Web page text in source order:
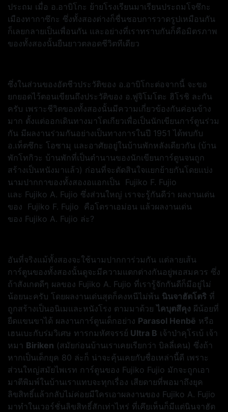
ประถม เมื่อ อ.อาบิโกะ ย้ายโรงเรียนมาเรียนประถมโจซึกะ
เมืองทากาซึกะ ซึ่งทั้งสองต่างก็ชื่นชอบการวาดรูปเหมือนกัน
ก็เลยกลายเป็นเพื่อนกัน และอย่างที่เราทราบกันก็คือมิตรภาพ
ของทั้งสองนั้นยืนยาวตลอดชีวิตทีเดียว
ซึ่งในส่วนของอัตชีวประวัติของ อ.อาบิโกะต่อจากนี้ จะขอ
ยกยอดไว้ตอนเขียนถึงประวัติของ อ.ฟูจิโมโตะ ฮิโรชิ ละกัน
ครับ เพราะชีวิตของทั้งสองนั้นมีความเกี่ยวข้องกันค่อนข้าง
มาก ตั้งแต่ออกเดินทางมาโตเกียวเพื่อเป็นนักเขียนการ์ตูนร่วม
กัน มีผลงานร่วมกันอย่างเป็นทางการในปี 1951 ได้พบกับ
อ.เท็ตซึกะ โอซามุ และอาศัยอยู่ในบ้านพักหลังเดียวกัน (บ้าน
พักโทกิวะ บ้านพักที่เป็นตำนานของนักเขียนการ์ตูนจนถูก
สร้างเป็นหนังมาแล้ว) ก่อนที่จะตัดสินใจแยกย้ายกันโดยแบ่ง
นามปากกาของทั้งสองอแอกเป็น Fujiko F. Fujio
และ Fujiko A. Fujio ซึ่งส่วนใหญ่ เราจะรู้กันดีว่า ผลงานเด่น
ของ Fujiko F. Fujio คือโดราเอม่อน แล้วผลงานเด่น
ของ Fujiko A. Fujio ล่ะ?
อันที่จริงแม้ทั้งสองจะใช้นามปากการ่วมกัน แต่ลายเส้น
การ์ตูนของทั้งสองนั้นดูจะมีความแตกต่างกันอยู่พอสมควร ซึ่ง
ถ้าสังเกตดีๆ ผลของ Fujiko A. Fujio ที่เรารู้จักกันดีก็มีอยู่ไม่
น้อยนะครับ โดยผลงานเด่นสุดก็คงหนีไม่พ้น นินจาฮัตโตริ ที่
ถูกสร้างเป็นอนิเมและหนังโรง ตามมาด้วยไคบุตสึคุง ผีน้อยที่
ยืดแขนขาได้ ผลงานการ์ตูนเด็กอย่าง Parasol Henbē หรือ
เฮนเบะกับร่มวิเศษ ทารกมหัศจรรย์ Ultra B เจ้าป่าคุโรเบ้ เจ้า
หมา Biriken (สมัยก่อนบ้านเราเคยเรียกว่า บิลลี่เคน) ซึ่งถ้า
หากเป็นเด็กยุค 80 ล่ะก็ น่าจะคุ้นเคยกับชื่อเหล่านี้ดี เพราะ
ส่วนใหญ่สมัยไพเรท การ์ตูนของ Fujiko Fujio มักจะถูกเอา
มาตีพิมพ์ในบ้านเราแทบจะทุกเรื่อง เสียดายที่พอมาถึงยุค
ลิขสิทธิ์แล้วกลับไม่ค่อยมีใครเอาผลงานของ Fujiko A. Fujio
มาทำในเวอร์ชั่นลิขสิทธิ์สักเท่าไหร่ ที่เคึยเห็นก็มีแต่นินจาฮัต